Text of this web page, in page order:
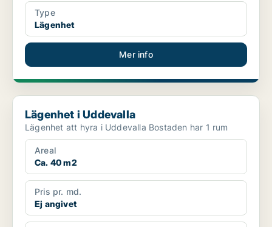
Type
Lägenhet
Mer info
Lägenhet i Uddevalla
Lägenhet i Uddevalla
Lägenhet att hyra i Uddevalla Bostaden har 1 rum
Areal
Ca. 40 m2
Pris pr. md.
Ej angivet